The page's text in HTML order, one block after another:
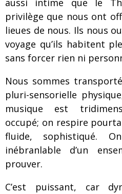
aussi intime que le
privilège que nous ont
lieues de nous. Ils nous
voyage qu’ils habitent
sans forcer rien ni
Nous sommes
pluri-sensorielle
musique est
occupé; on respire
fluide, sophistiqué.
inébranlable d’un
prouver.
C’est puissant, car